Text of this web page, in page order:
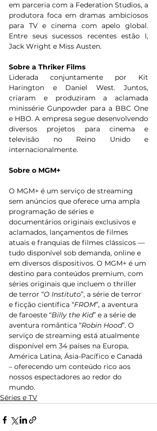
em parceria com a Federation Studios, a
produtora foca em dramas ambiciosos
para TV e cinema com apelo global.
Entre seus sucessos recentes estão I,
Jack Wright e Miss Austen.
Sobre a Thriker Films
Liderada conjuntamente por Kit
Harington e Daniel West. Juntos,
criaram e produziram a aclamada
minissérie Gunpowder para a BBC One
e HBO. A empresa segue desenvolvendo
diversos projetos para cinema e
televisão no Reino Unido e
internacionalmente.
Sobre o MGM+
O MGM+ é um serviço de streaming
sem anúncios que oferece uma ampla
programação de séries e
documentários originais exclusivos e
aclamados, lançamentos de filmes
atuais e franquias de filmes clássicos —
tudo disponível sob demanda, online e
em diversos dispositivos. O MGM+ é um
destino para conteúdos premium, com
séries originais que incluem o thriller
de terror “O Instituto”, a série de terror
e ficção científica “FROM”, a aventura
de faroeste “Billy the Kid” e a série de
aventura romântica “Robin Hood”. O
serviço de streaming está atualmente
disponível em 34 países na Europa,
América Latina, Ásia-Pacífico e Canadá
– oferecendo um conteúdo rico aos
nossos espectadores ao redor do
mundo.
Séries e TV